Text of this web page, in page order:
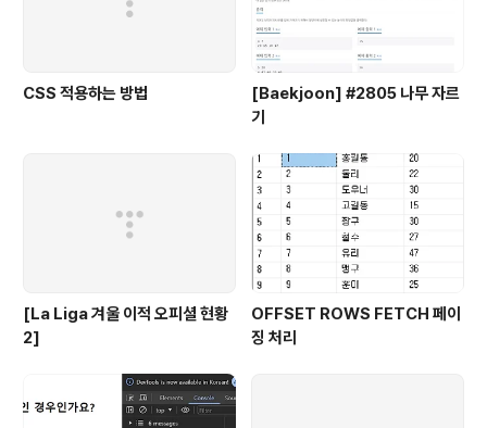
CSS 적용하는 방법
[Baekjoon] #2805 나무 자르
기
[La Liga 겨울 이적 오피셜 현황
2]
OFFSET ROWS FETCH 페이
징 처리